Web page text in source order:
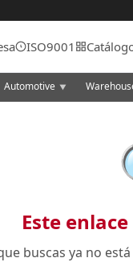
ISO9001
Automotive ▼
Este
buscas ya no